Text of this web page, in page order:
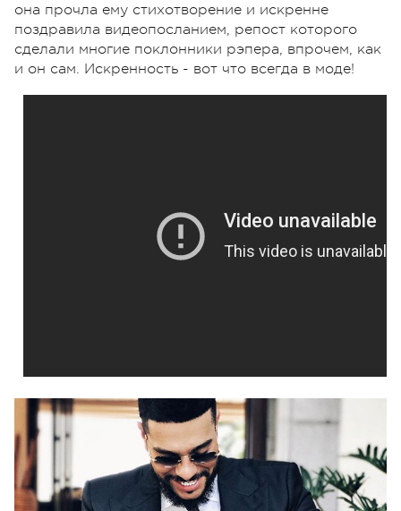
она прочла ему стихотворение и искренне
поздравила видеопосланием, репост которого
сделали многие поклонники рэпера, впрочем, как
и он сам. Искренность - вот что всегда в моде!